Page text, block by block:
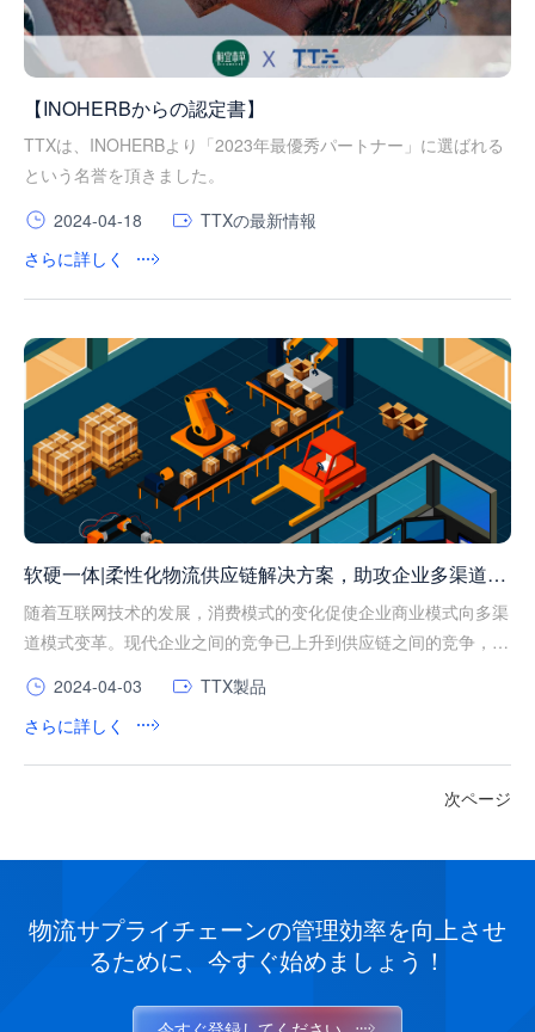
【INOHERBからの認定書】
TTXは、INOHERBより「2023年最優秀パートナー」に選ばれる
という名誉を頂きました。
2024-04-18
TTXの最新情報
さらに詳しく
软硬一体|柔性化物流供应链解决方案，助攻企业多渠道协
同发展
随着互联网技术的发展，消费模式的变化促使企业商业模式向多渠
道模式变革。现代企业之间的竞争已上升到供应链之间的竞争，而
者个性化的需求，需进行大幅优化。企业希望通过升级物流供应链
体系灵活满足不同渠道的需求，做到响应快捷，管理精益，从而提
升企业运营效率。
2024-04-03
TTX製品
さらに詳しく
次ページ
物流サプライチェーンの管理効率を向上させ
るために、今すぐ始めましょう！